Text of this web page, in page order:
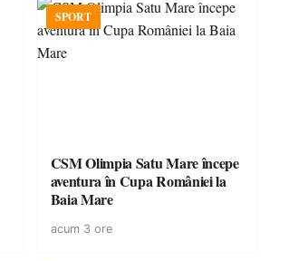
SPORT
CSM Olimpia Satu Mare începe
aventura în Cupa României la
Baia Mare
acum 3 ore